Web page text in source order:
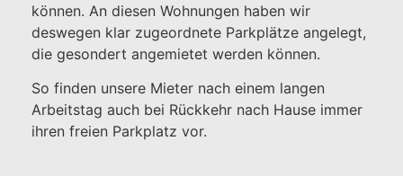
können. An diesen Wohnungen haben wir
deswegen klar zugeordnete Parkplätze angelegt,
die gesondert angemietet werden können.
So finden unsere Mieter nach einem langen
Arbeitstag auch bei Rückkehr nach Hause immer
ihren freien Parkplatz vor.